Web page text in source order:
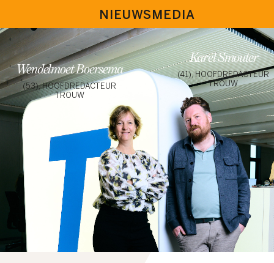
NIEUWSMEDIA
Wendelmoet Boersema
(53), HOOFDREDACTEUR
TROUW
Karel Smouter
(41), HOOFDREDACTEUR
TROUW